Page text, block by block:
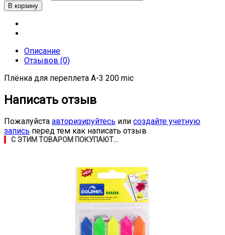
Описание
Отзывов (0)
Плёнка для переплета А-3 200 mic
Написать отзыв
Пожалуйста авторизируйтесь или создайте учетную
запись перед тем как написать отзыв
С ЭТИМ ТОВАРОМ ПОКУПАЮТ...